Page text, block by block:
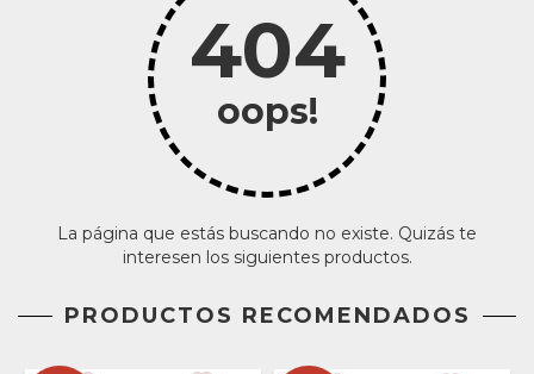
404
oops!
La página que estás buscando no existe. Quizás te
interesen los siguientes productos.
PRODUCTOS RECOMENDADOS